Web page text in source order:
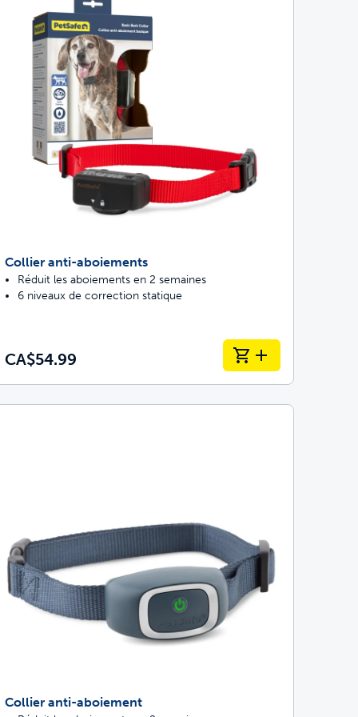
Collier anti-aboiements
Réduit les aboiements en 2 semaines
6 niveaux de correction statique
CA$54.99
Collier anti-aboiement